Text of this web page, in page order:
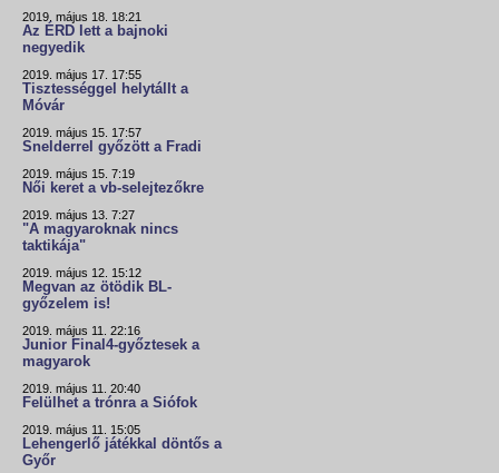
2019. május 18. 18:21
Az ÉRD lett a bajnoki
negyedik
2019. május 17. 17:55
Tisztességgel helytállt a
Móvár
2019. május 15. 17:57
Snelderrel győzött a Fradi
2019. május 15. 7:19
Női keret a vb-selejtezőkre
2019. május 13. 7:27
"A magyaroknak nincs
taktikája"
2019. május 12. 15:12
Megvan az ötödik BL-
győzelem is!
2019. május 11. 22:16
Junior Final4-győztesek a
magyarok
2019. május 11. 20:40
Felülhet a trónra a Siófok
2019. május 11. 15:05
Lehengerlő játékkal döntős a
Győr